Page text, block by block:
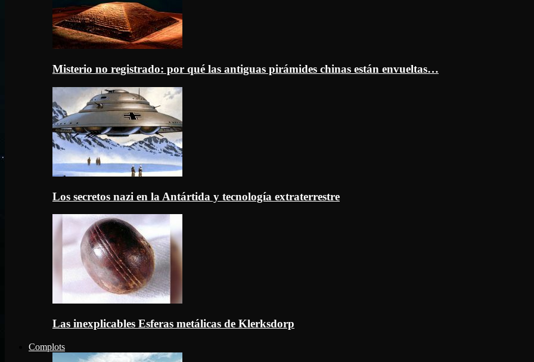
Misterio no registrado: por qué las antiguas pirámides chinas están envueltas…
Los secretos nazi en la Antártida y tecnología extraterrestre
Las inexplicables Esferas metálicas de Klerksdorp
Complots